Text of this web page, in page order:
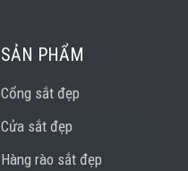
SẢN PHẨM
Cổng sắt đẹp
Cửa sắt đẹp
Hàng rào sắt đẹp